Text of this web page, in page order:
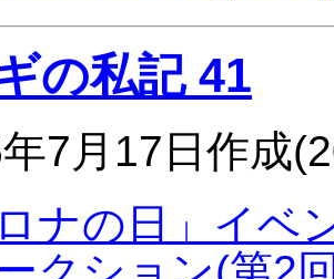
の私記 41
7月17日作成
ロナの日」イベ